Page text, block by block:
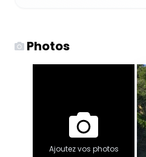
Photos
Ajoutez vos photos